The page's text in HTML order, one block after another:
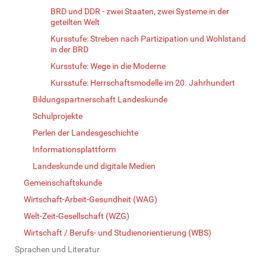
BRD und DDR - zwei Staaten, zwei Systeme in der
geteilten Welt
Kursstufe: Streben nach Partizipation und Wohlstand
in der BRD
Kursstufe: Wege in die Moderne
Kursstufe: Herrschaftsmodelle im 20. Jahrhundert
Bildungspartnerschaft Landeskunde
Schulprojekte
Perlen der Landesgeschichte
Informationsplattform
Landeskunde und digitale Medien
Gemeinschaftskunde
Wirtschaft-Arbeit-Gesundheit (WAG)
Welt-Zeit-Gesellschaft (WZG)
Wirtschaft / Berufs- und Studienorientierung (WBS)
Sprachen und Literatur